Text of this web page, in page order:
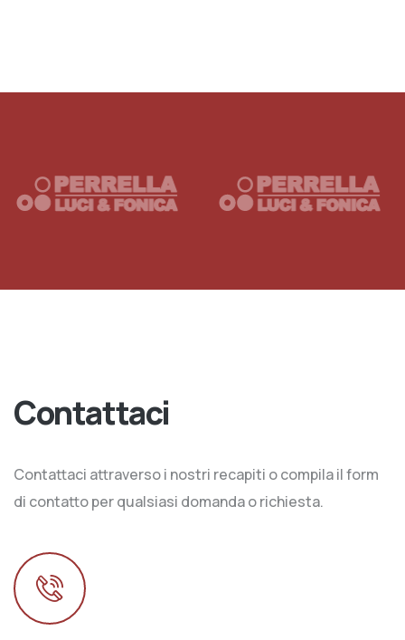
Contattaci
Contattaci attraverso i nostri recapiti o compila il form
di contatto per qualsiasi domanda o richiesta.